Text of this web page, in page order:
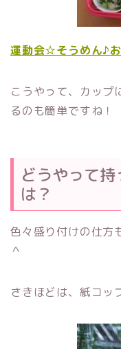
運動会☆そうめん♪
こうやって、カップ
るのも簡単ですね！
どうやって
は？
色々盛り付けの仕方
＾
さきほどは、紙コッ